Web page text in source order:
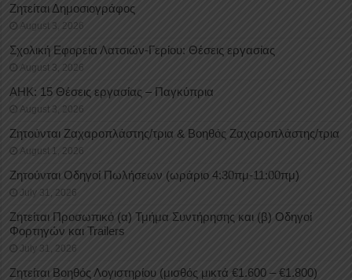
Ζητείται Δημοσιογράφος
August 3, 2026
Σχολική Εφορεία Λατσιών-Γερίου: Θέσεις εργασίας
August 3, 2026
ΑΗΚ: 15 Θέσεις εργασίας – Παγκύπρια
August 3, 2026
Ζητούνται Ζαχαροπλάστης/τρια & Βοηθός Ζαχαροπλάστης/τρια
August 1, 2026
Ζητούνται Οδηγοί Πωλήσεων (ωράριο 4:30πμ-11:00πμ)
July 31, 2026
Ζητείται Προσωπικό (α) Τμήμα Συντήρησης και (β) Οδηγοί
Φορτηγών και Trailers
July 31, 2026
Ζητείται Βοηθός Λογιστηρίου (μισθός μικτά €1.600 – €1.800)